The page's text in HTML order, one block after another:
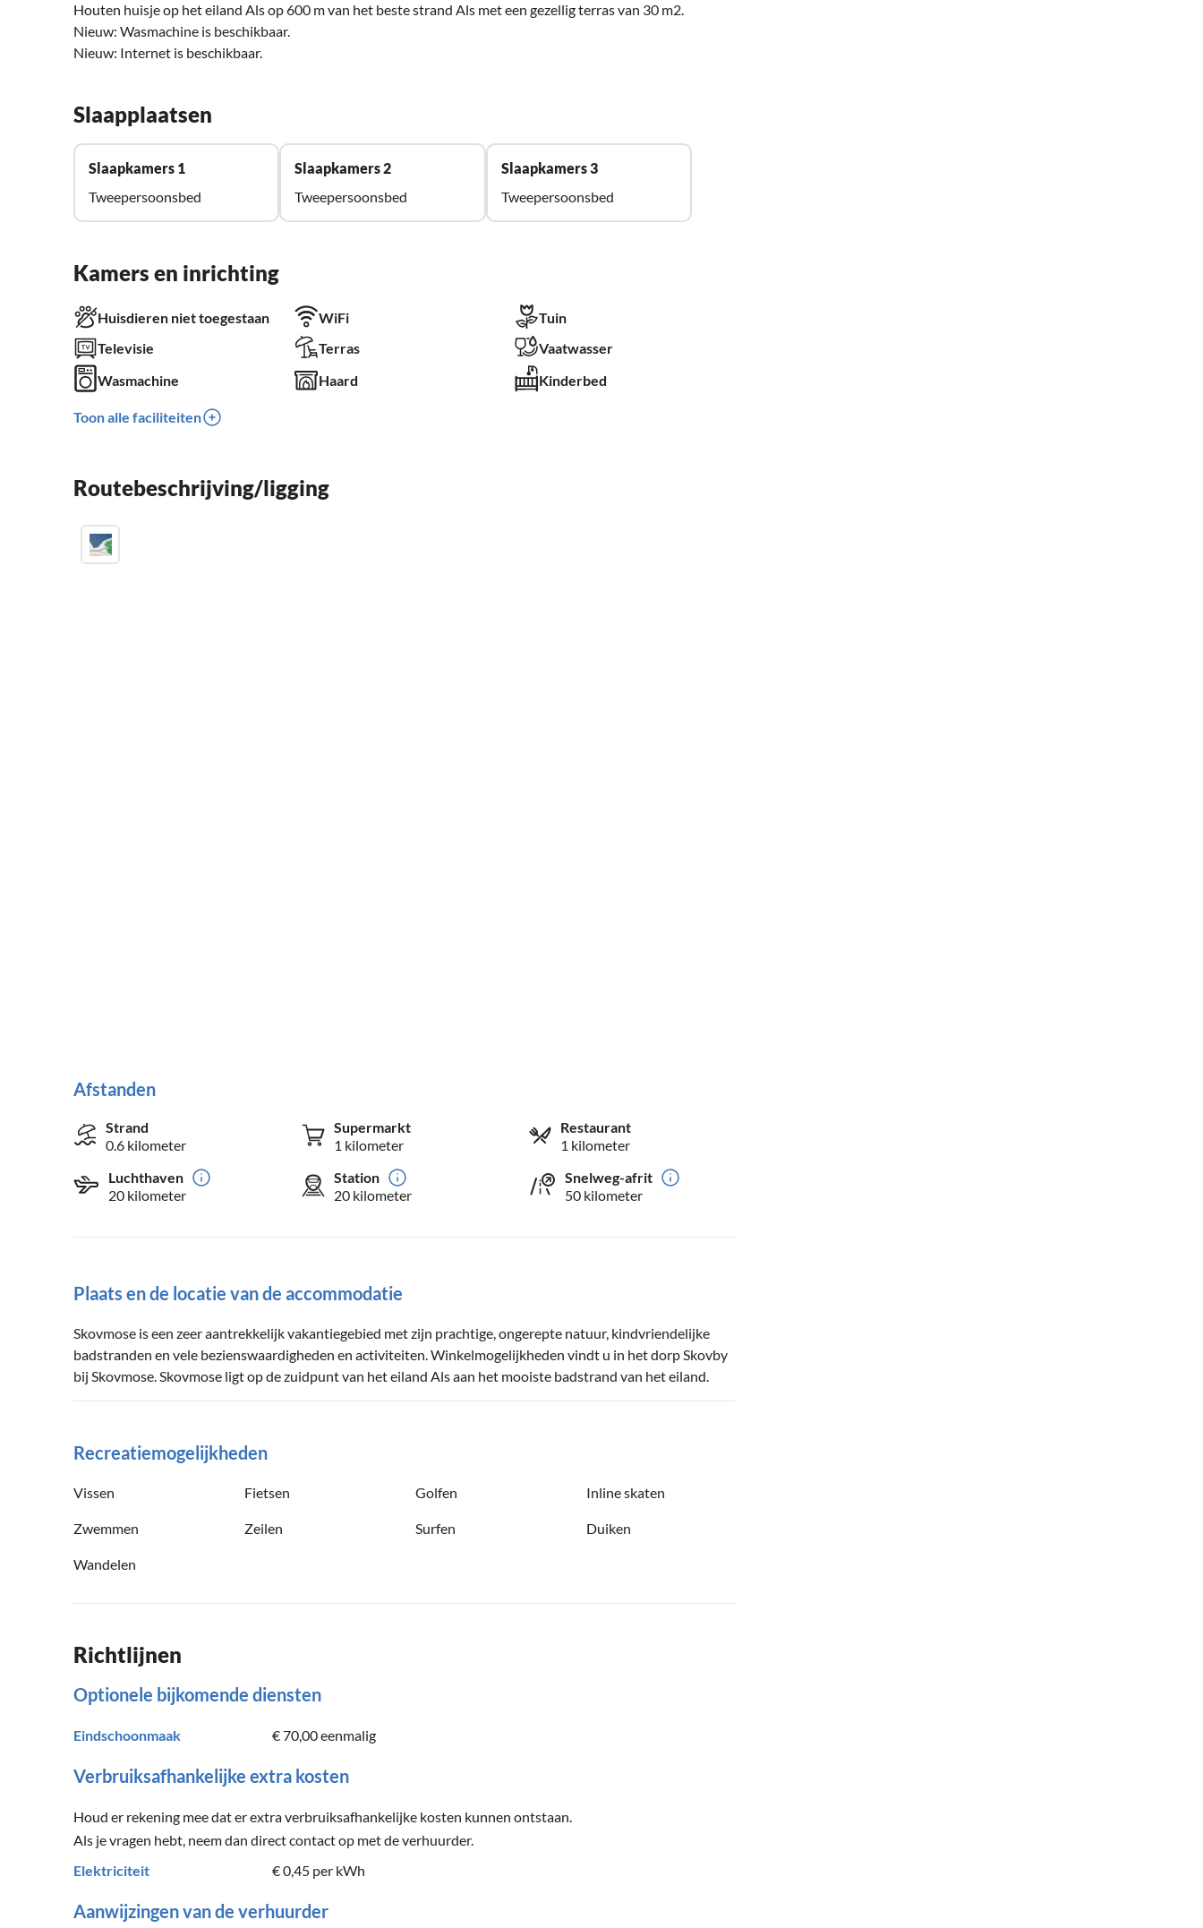
Houten huisje op het eiland Als op 600 m van het beste strand Als met een gezellig terras van 30 m2.
Nieuw: Wasmachine is beschikbaar.
Nieuw: Internet is beschikbaar.
Slaapplaatsen
Slaapkamers 1
Tweepersoonsbed
Slaapkamers 2
Tweepersoonsbed
Slaapkamers 3
Tweepersoonsbed
Kamers en inrichting
Huisdieren niet toegestaan WiFi
Tuin
Televisie
Terras
Vaatwasser
Wasmachine
Haard Kinderbed
Toon alle faciliteiten
Routebeschrijving/ligging
Afstanden
Strand
0.6 kilometer
Supermarkt
1 kilometer
Restaurant
1 kilometer
Luchthaven
20 kilometer
Station
20 kilometer
Snelweg-afrit
50 kilometer
Plaats en de locatie van de accommodatie
Skovmose is een zeer aantrekkelijk vakantiegebied met zijn prachtige, ongerepte natuur, kindvriendelijke
badstranden en vele bezienswaardigheden en activiteiten. Winkelmogelijkheden vindt u in het dorp Skovby
bij Skovmose. Skovmose ligt op de zuidpunt van het eiland Als aan het mooiste badstrand van het eiland.
Recreatiemogelijkheden
Vissen Fietsen Golfen Inline skaten
Zwemmen Zeilen Surfen Duiken
Wandelen
Richtlijnen
Optionele bijkomende diensten
Eindschoonmaak € 70,00eenmalig
Verbruiksafhankelijke extra kosten
Houd er rekening mee dat er extra verbruiksafhankelijke kosten kunnen ontstaan.
Als je vragen hebt, neem dan direct contact op met de verhuurder.
Elektriciteit
€ 0,45 per kWh
Aanwijzingen van de verhuurder